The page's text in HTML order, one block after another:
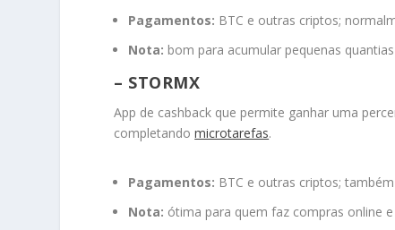
Pagamentos: BTC e outras criptos;
Nota: bom para acumular pequenas
– STORMX
App de cashback que permite ganhar uma
completandomicrotarefas.
Pagamentos: BTC e outras criptos;
Nota: ótima para quem faz compras online